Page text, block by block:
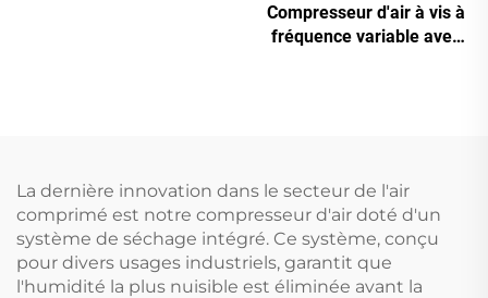
Compresseur d'air à vis à
fréquence variable avec
La dernière innovation dans le secteur de l'air
comprimé est notre compresseur d'air doté d'un
système de séchage intégré. Ce système, conçu
pour divers usages industriels, garantit que
l'humidité la plus nuisible est éliminée avant la